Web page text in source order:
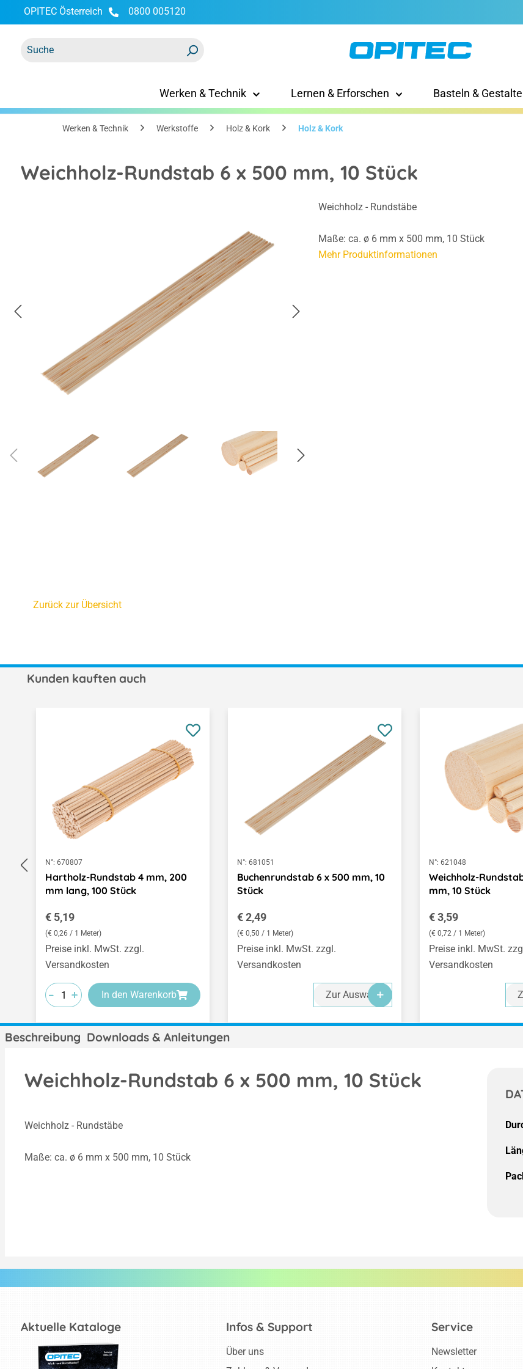
Zur Hauptnavigation springen
OPITEC Österreich 0800 005120
Werken & Technik Lernen & Erforschen Basteln &
Werken & Technik Werkstoffe Holz & Kork Holz & Kork
Weichholz-Rundstab 6 x 500 mm, 10 Stück
Weichholz - Rundstäbe
Maße: ca. ø 6 mm x 500 mm, 10 Stück
Mehr Produktinformationen
Zurück zur Übersicht
Kunden kauften auch
N°: 670807
Hartholz-Rundstab 4 mm, 200
mm lang, 100 Stück
Regulärer Preis:
€ 5,19
(€ 0,26 / 1 Meter)
Preise inkl. MwSt. zzgl.
Versandkosten
-
-
- +
+
+ In den Warenkorb
N°: 681051
Buchenrundstab 6 x 500 mm, 10
Stück
Regulärer Preis:
€ 2,49
(€ 0,50 / 1 Meter)
Preise inkl. MwSt. zzgl.
Versandkosten
Zur Auswahl
N°: 621048
Weichholz-
mm, 10 Stück
Regulärer Preis:
€ 3,59
(€ 0,72 / 1 Meter)
Preise inkl. MwSt.
Versandkosten
Beschreibung Downloads & Anleitungen
Weichholz-Rundstab 6 x 500 mm, 10 Stück
Weichholz - Rundstäbe
Maße: ca. ø 6 mm x 500 mm, 10 Stück
Aktuelle Kataloge Infos & Support
Über uns
Service
Newsletter